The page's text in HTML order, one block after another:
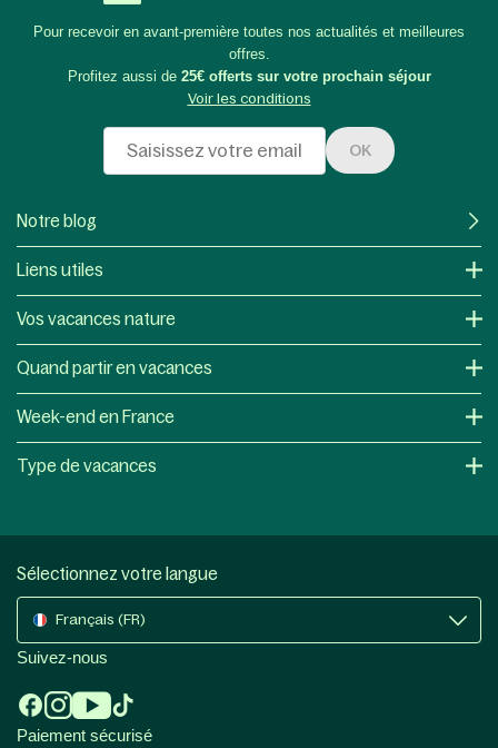
Pour recevoir en avant-première toutes nos actualités et meilleures
offres.
Profitez aussi de 25€ offerts sur votre prochain séjour
Voir les conditions
OK
Notre blog
Liens utiles
Vos vacances nature
Quand partir en vacances
Week-end en France
Type de vacances
Sélectionnez votre langue
Français (FR)
Suivez-nous
Paiement sécurisé